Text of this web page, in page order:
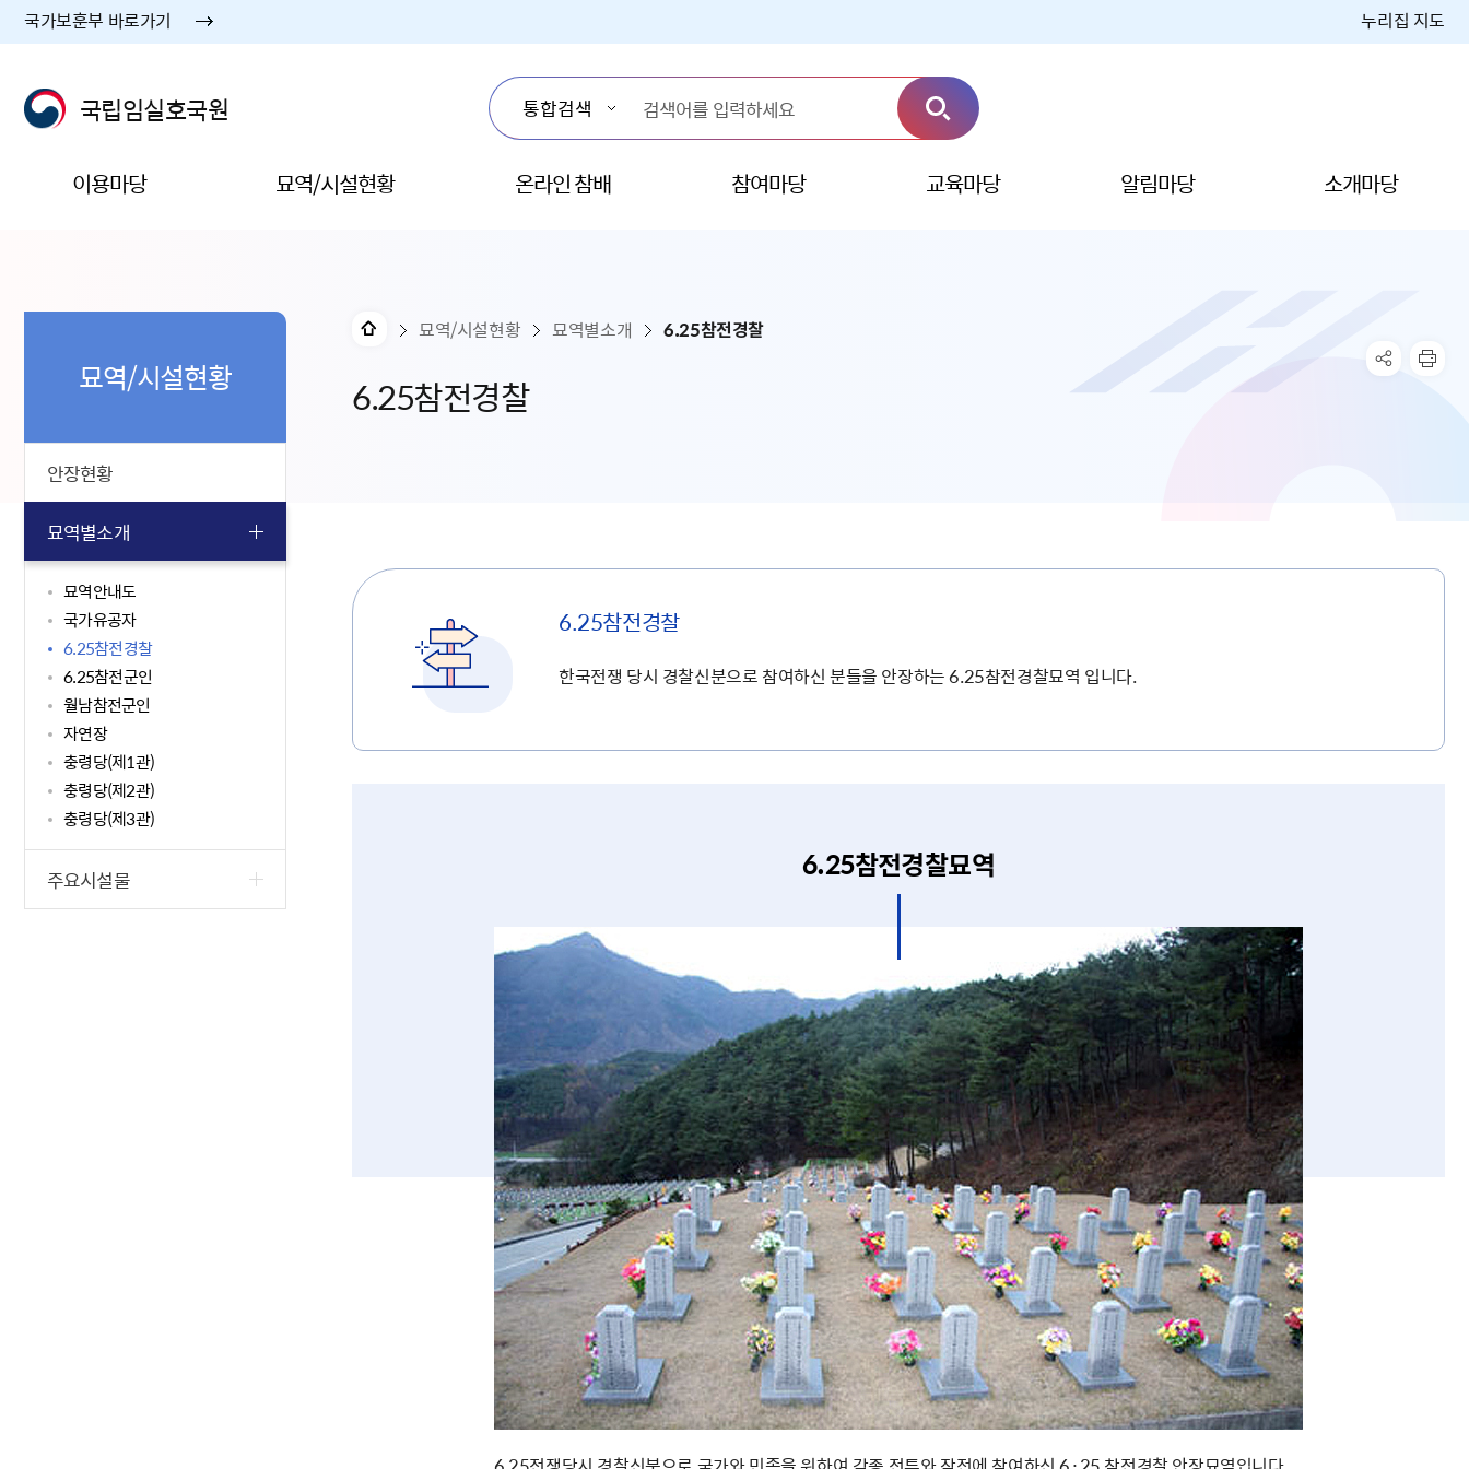
국가보훈부 바로가기 누리집 지도
국립임실호국원
이용마당 묘역/시설현황 온라인 참배 참여마당 교육마당 알림마당 소개마당
6.25참전경찰
묘역/시설현황 묘역별소개 6.25참전경찰
묘역/시설현황
안장현황
묘역별소개
묘역안내도
국가유공자
6.25참전경찰
6.25참전군인
월남참전군인
자연장
충령당(제1관)
충령당(제2관)
충령당(제3관)
주요시설물
6.25참전경찰
한국전쟁 당시 경찰신분으로 참여하신 분들을 안장하는 6.25참전경찰묘역 입니다.
6.25참전경찰묘역